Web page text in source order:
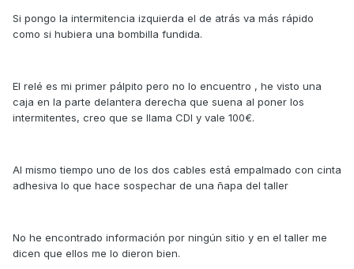
Si pongo la intermitencia izquierda el de atrás va más rápido
como si hubiera una bombilla fundida.
El relé es mi primer pálpito pero no lo encuentro , he visto una
caja en la parte delantera derecha que suena al poner los
intermitentes, creo que se llama CDI y vale 100€.
Al mismo tiempo uno de los dos cables está empalmado con cinta
adhesiva lo que hace sospechar de una ñapa del taller
No he encontrado información por ningún sitio y en el taller me
dicen que ellos me lo dieron bien.